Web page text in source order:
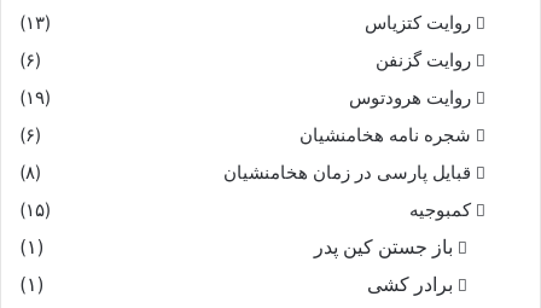
بدل گفت ار ایدونک با من براه
بدین شیر مردى و چندین خرد
کمان مرا زیر پى بسپرد
سخن گفتن من شود بى‏فروغ
روایت کتزیاس
(۱۳)
روایت گزنفن
(۶)
روایت هرودتوس
(۱۹)
شجره نامه هخامنشیان
(۶)
قبایل پارسی در زمان هخامنشیان
(۸)
کمبوجیه
(۱۵)
باز جستن کین پدر
(۱)
برادر کشی
(۱)